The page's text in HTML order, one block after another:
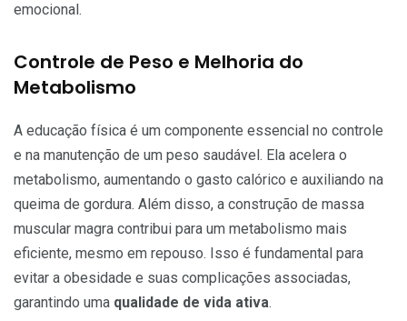
emocional.
Controle de Peso e Melhoria do
Metabolismo
A educação física é um componente essencial no controle
e na manutenção de um peso saudável. Ela acelera o
metabolismo, aumentando o gasto calórico e auxiliando na
queima de gordura. Além disso, a construção de massa
muscular magra contribui para um metabolismo mais
eficiente, mesmo em repouso. Isso é fundamental para
evitar a obesidade e suas complicações associadas,
garantindo uma qualidade de vida ativa.